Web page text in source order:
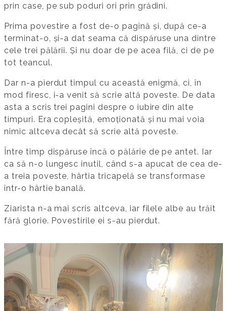
prin case, pe sub poduri ori prin grădini.
Prima povestire a fost de-o pagină și, după ce-a
terminat-o, și-a dat seama că dispăruse una dintre
cele trei pălării. Și nu doar de pe acea filă, ci de pe
tot teancul.
Dar n-a pierdut timpul cu această enigmă, ci, în
mod firesc, i-a venit să scrie altă poveste. De data
asta a scris trei pagini despre o iubire din alte
timpuri. Era copleșită, emoționată și nu mai voia
nimic altceva decât să scrie altă poveste.
Între timp dispăruse încă o pălărie de pe antet. Iar
ca să n-o lungesc inutil, când s-a apucat de cea de-
a treia poveste, hârtia tricapelă se transformase
într-o hârtie banală.
Ziarista n-a mai scris altceva, iar filele albe au trăit
fără glorie. Povestirile ei s-au pierdut.